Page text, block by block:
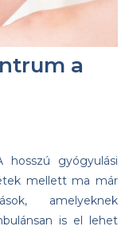
a
gyógyulási
mellett ma már
amelyeknek
is el lehet